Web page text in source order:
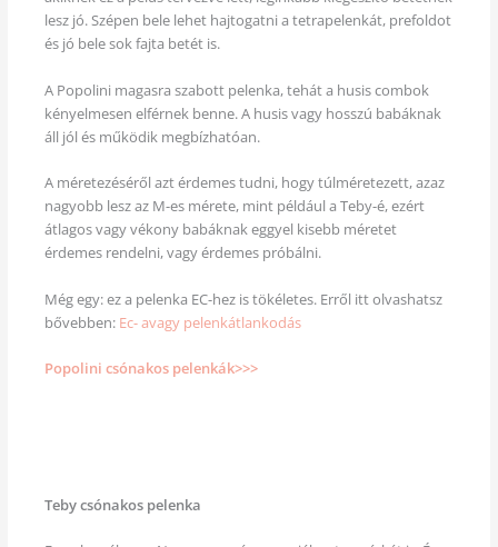
lesz jó. Szépen bele lehet hajtogatni a tetrapelenkát, prefoldot
és jó bele sok fajta betét is.
A Popolini magasra szabott pelenka, tehát a husis combok
kényelmesen elférnek benne. A husis vagy hosszú babáknak
áll jól és működik megbízhatóan.
A méretezéséről azt érdemes tudni, hogy túlméretezett, azaz
nagyobb lesz az M-es mérete, mint például a Teby-é, ezért
átlagos vagy vékony babáknak eggyel kisebb méretet
érdemes rendelni, vagy érdemes próbálni.
Még egy: ez a pelenka EC-hez is tökéletes. Erről itt olvashatsz
bővebben: Ec- avagy pelenkátlankodás
Popolini csónakos pelenkák>>>
Teby csónakos pelenka